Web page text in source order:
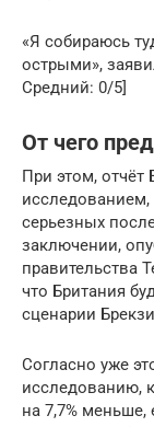
«Я собираюсь
острыми»,
Средний: 0/5]
От чего
При этом,
исследованием,
серьезных
заключении,
правительства
что Британия
сценарии
Согласно уже
исследованию,
на 7,7%